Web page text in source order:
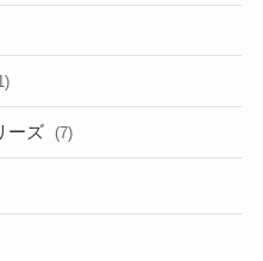
ーズ (7)